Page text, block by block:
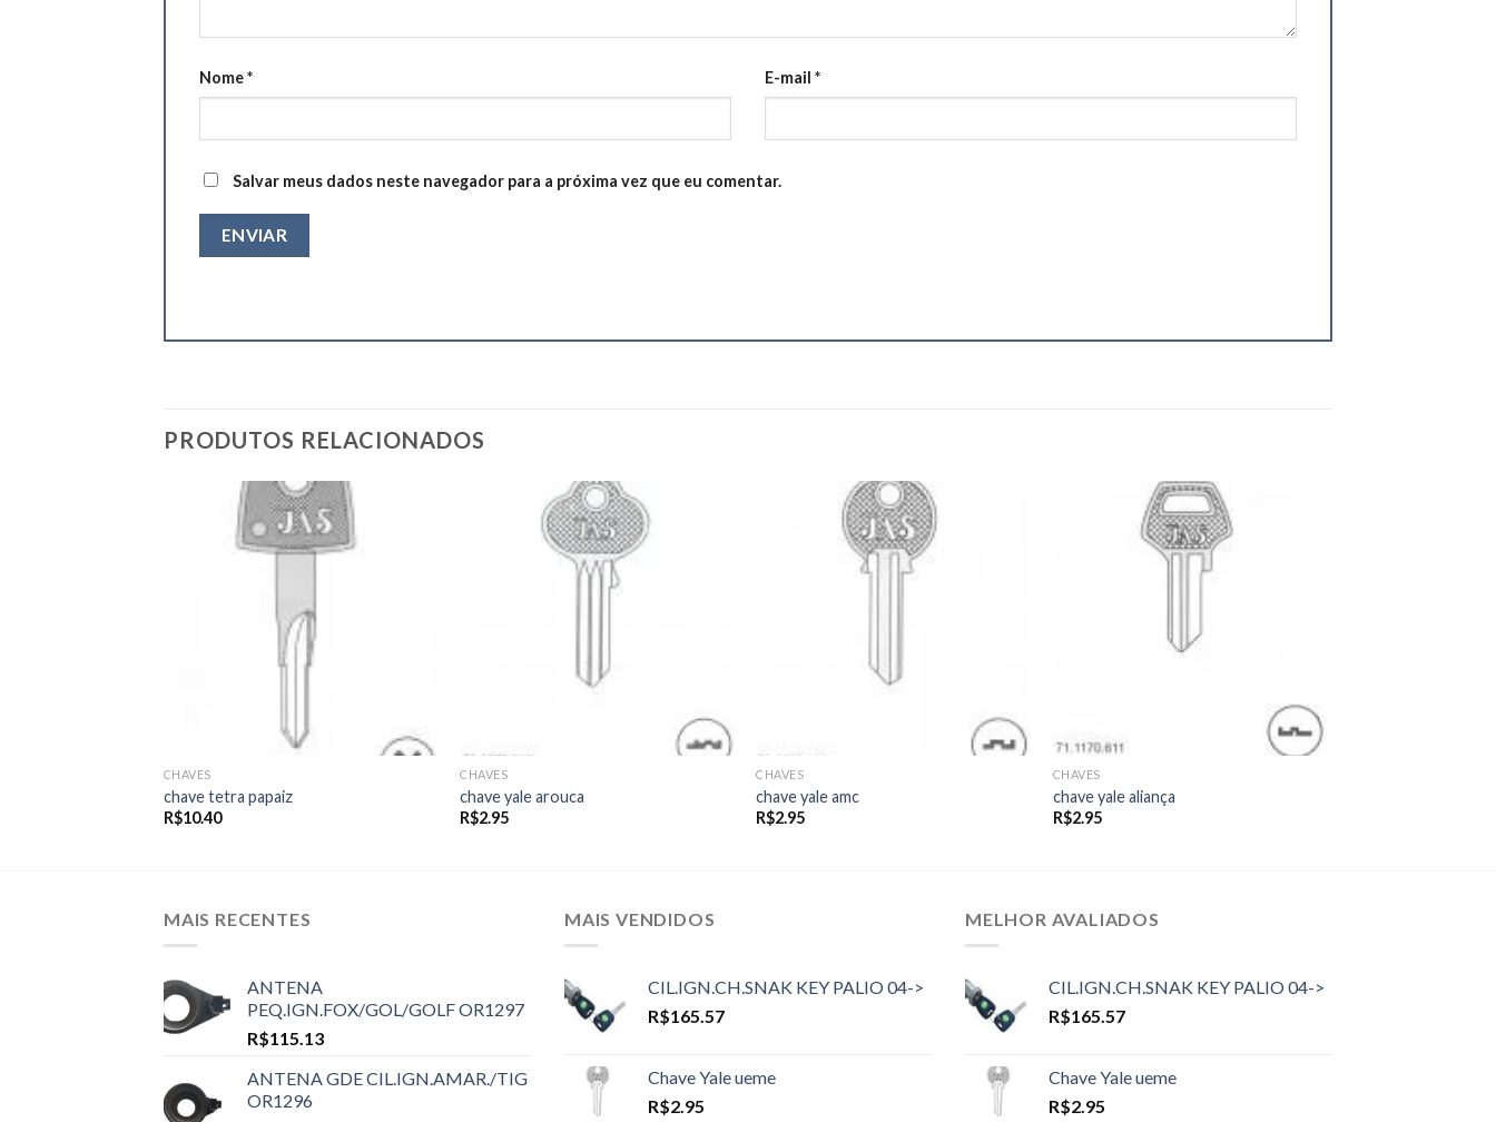
Nome* E-mail *
Salvar meus dados neste navegador para a próxima vez que eu comentar.
PRODUTOS RELACIONADOS
CHAVES
chave tetra papaiz
R$10.40
CHAVES
chave yale arouca
R$2.95
CHAVES
chave yale amc
R$2.95
CHAVES
chave yale aliança
R$2.95
MAIS RECENTES
ANTENA
PEQ.IGN.FOX/GOL/GOLF OR1297
R$115.13
ANTENA GDE CIL.IGN.AMAR./TIG
OR1296
MAIS VENDIDOS
CIL.IGN.CH.SNAK KEY PALIO 04->
R$165.57
Chave Yale ueme
R$2.95
MELHOR AVALIADOS
CIL.IGN.CH.SNAK KEY PALIO 04->
R$165.57
Chave Yale ueme
R$2.95